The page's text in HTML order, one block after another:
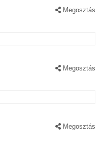
Megosztás
Megosztás
Megosztás